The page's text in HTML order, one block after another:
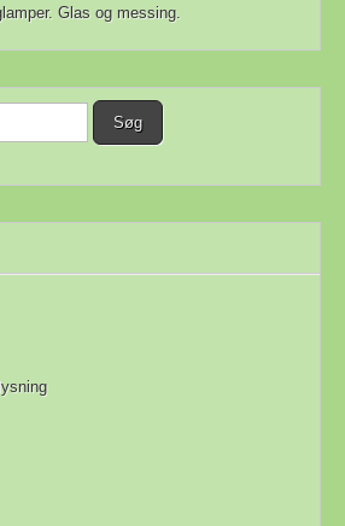
Glas og messing.